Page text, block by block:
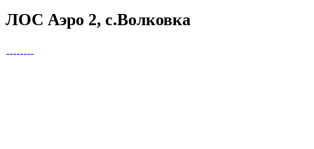
ЛОС Аэро 2, с.Волковка